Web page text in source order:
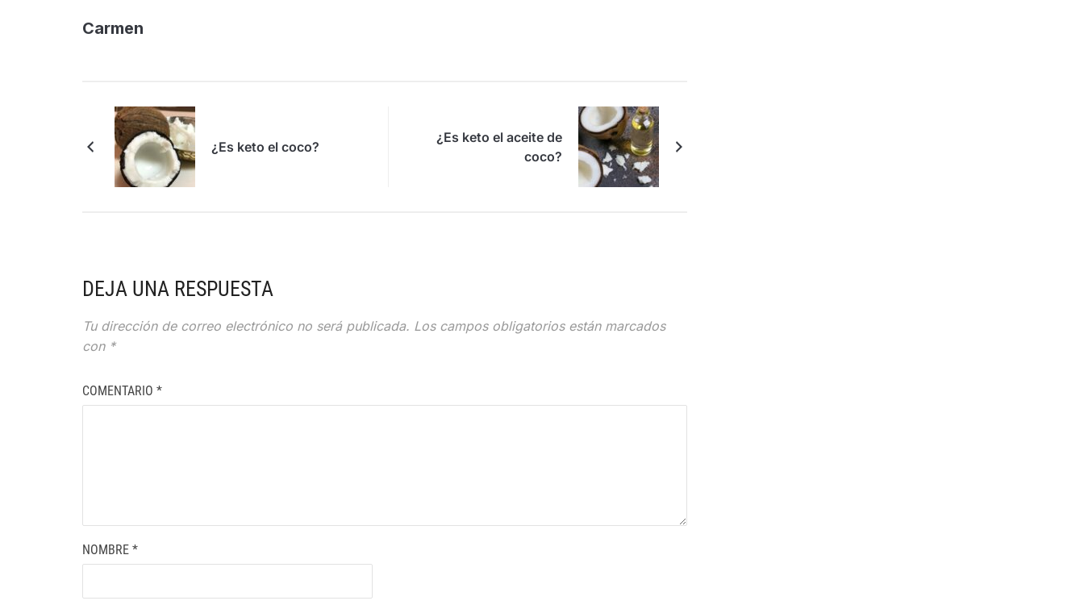
Carmen
¿Es keto el coco?
¿Es keto el aceite de
coco?
DEJA UNA RESPUESTA
Tu dirección de correo electrónico no será publicada. Los campos obligatorios están marcados
con *
COMENTARIO *
NOMBRE *